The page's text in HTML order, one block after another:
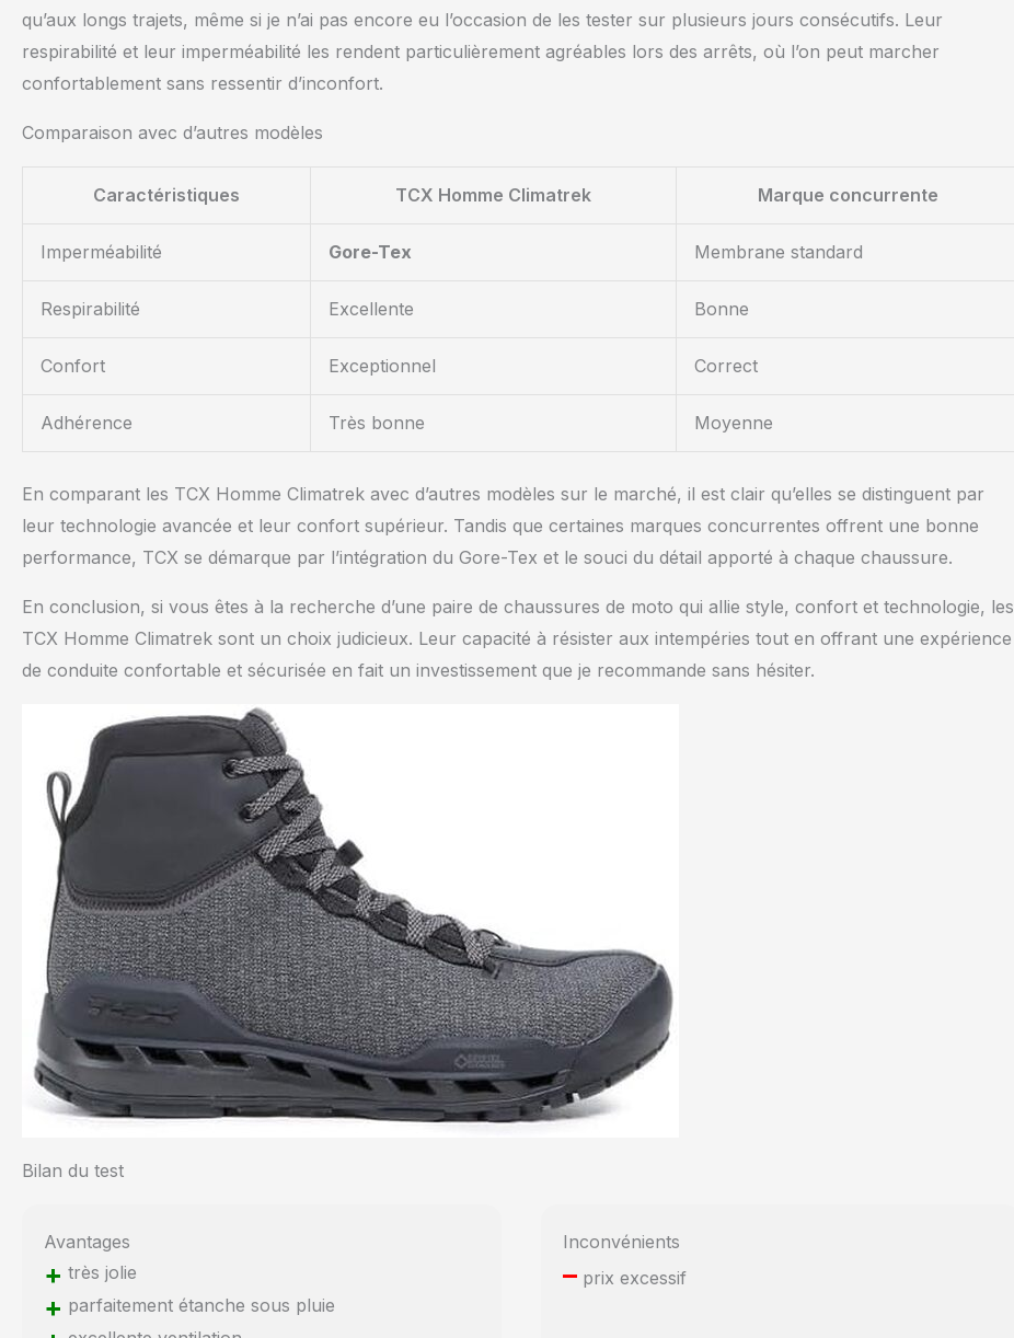
qu’aux longs trajets, même si je n’ai pas encore eu l’occasion de les tester sur plusieurs jours consécutifs. Leur
respirabilité et leur imperméabilité les rendent particulièrement agréables lors des arrêts, où l’on peut marcher
confortablement sans ressentir d’inconfort.
Comparaison avec d’autres modèles
Caractéristiques TCX Homme Climatrek Marque concurrente
Imperméabilité Gore-Tex Membrane standard
Respirabilité Excellente Bonne
Confort Exceptionnel Correct
Adhérence Très bonne Moyenne
En comparant les TCX Homme Climatrek avec d’autres modèles sur le marché, il est clair qu’elles se distinguent par
leur technologie avancée et leur confort supérieur. Tandis que certaines marques concurrentes offrent une bonne
performance, TCX se démarque par l’intégration du Gore-Tex et le souci du détail apporté à chaque chaussure.
En conclusion, si vous êtes à la recherche d’une paire de chaussures de moto qui allie style, confort et technologie, les
TCX Homme Climatrek sont un choix judicieux. Leur capacité à résister aux intempéries tout en offrant une expérience
de conduite confortable et sécurisée en fait un investissement que je recommande sans hésiter.
Bilan du test
Avantages
+ très jolie
+ parfaitement étanche sous pluie
Inconvénients
– prix excessif